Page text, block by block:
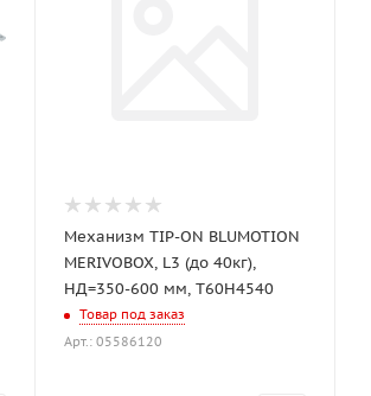
Механизм TIP-ON BLUMOTION
MERIVOBOX, L3 (до 40кг),
НД=350-600 мм, T60H4540
Товар под заказ
Арт.: 05586120